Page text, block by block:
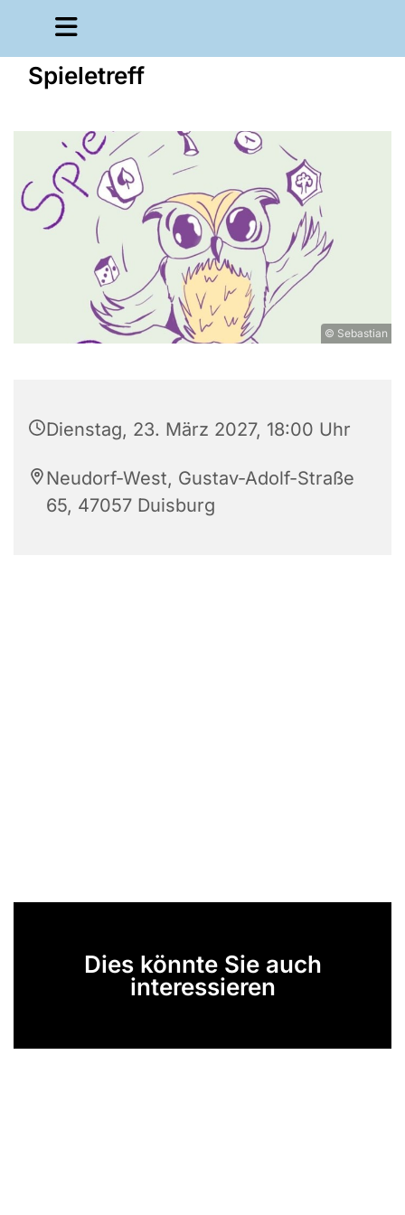
Spieletreff
© Sebastian
Dienstag, 23. März 2027, 18:00 Uhr
Neudorf-West, Gustav-Adolf-Straße
65, 47057 Duisburg
Dies könnte Sie auch
interessieren